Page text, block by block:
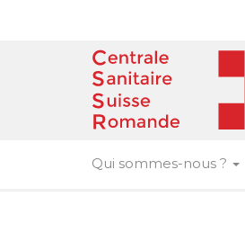
Qui sommes-nous ?